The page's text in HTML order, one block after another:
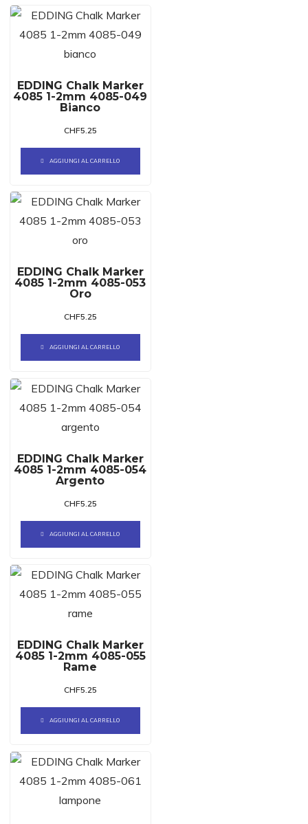
EDDING Chalk Marker
4085 1-2mm 4085-049
Bianco
CHF5.25
AGGIUNGI AL CARRELLO
EDDING Chalk Marker
4085 1-2mm 4085-053
Oro
CHF5.25
AGGIUNGI AL CARRELLO
EDDING Chalk Marker
4085 1-2mm 4085-054
Argento
CHF5.25
AGGIUNGI AL CARRELLO
EDDING Chalk Marker
4085 1-2mm 4085-055
Rame
CHF5.25
AGGIUNGI AL CARRELLO